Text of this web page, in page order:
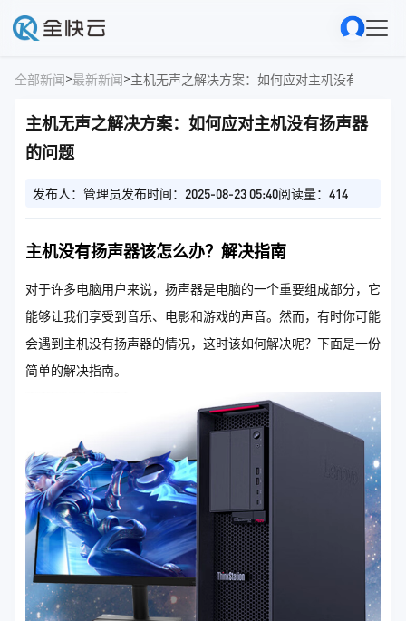
全部新闻>最新新闻>主机无声之解决方案：如何应对主机没有扬声器
主机无声之解决方案：如何应对主机没有扬声器
的问题
发布人：管理员发布时间：2025-08-23 05:40阅读量：414
主机没有扬声器该怎么办？解决指南
对于许多电脑用户来说，扬声器是电脑的一个重要组成部分，它
能够让我们享受到音乐、电影和游戏的声音。然而，有时你可能
会遇到主机没有扬声器的情况，这时该如何解决呢？下面是一份
简单的解决指南。